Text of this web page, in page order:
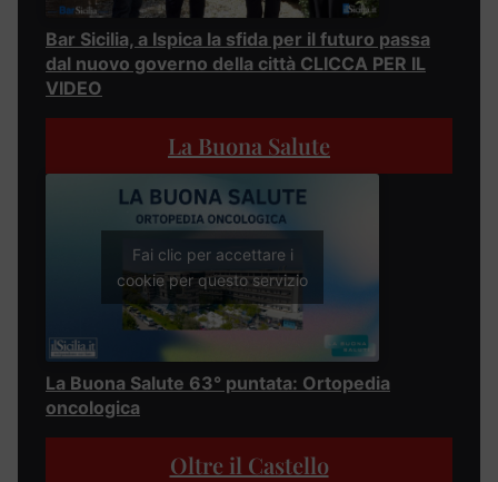
Bar Sicilia, a Ispica la sfida per il futuro passa
dal nuovo governo della città CLICCA PER IL
VIDEO
La Buona Salute
Fai clic per accettare i
cookie per questo servizio
La Buona Salute 63° puntata: Ortopedia
oncologica
Oltre il Castello